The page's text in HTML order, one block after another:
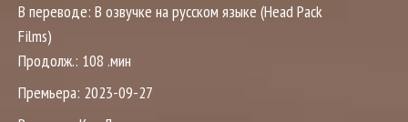
В переводе: В озвучке на русском языке (Head Pack
Films)
Продолж.: 108 .мин
Премьера: 2023-09-27